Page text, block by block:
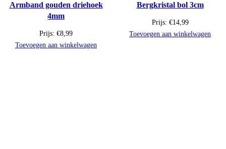
Armband gouden driehoek
4mm
Prijs: €8,99
Toevoegen aan winkelwagen
Bergkristal bol 3cm
Prijs: €14,99
Toevoegen aan winkelwagen